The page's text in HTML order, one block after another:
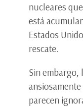
nucleares
está
Estados
rescate.
Sin embargo,
parecen